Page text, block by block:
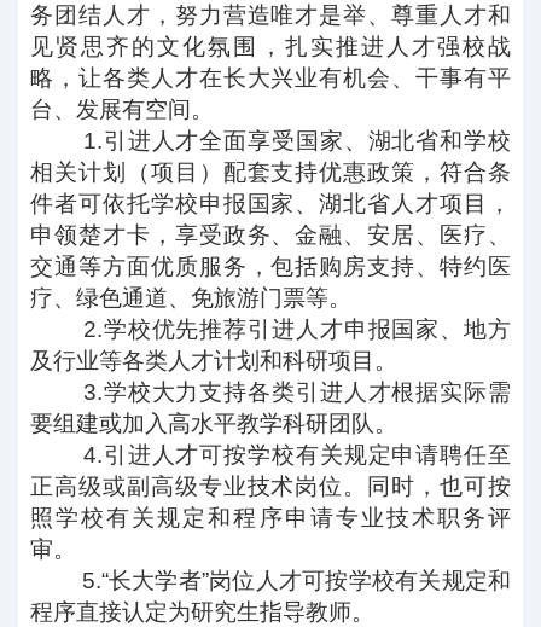
务团结人才，努力营造唯才是举、尊重人才和
见贤思齐的文化氛围，扎实推进人才强校战
略，让各类人才在长大兴业有机会、干事有平
台、发展有空间。
1.引进人才全面享受国家、湖北省和学校
相关计划（项目）配套支持优惠政策，符合条
件者可依托学校申报国家、湖北省人才项目，
申领楚才卡，享受政务、金融、安居、医疗、
交通等方面优质服务，包括购房支持、特约医
疗、绿色通道、免旅游门票等。
2.学校优先推荐引进人才申报国家、地方
及行业等各类人才计划和科研项目。
3.学校大力支持各类引进人才根据实际需
要组建或加入高水平教学科研团队。
4.引进人才可按学校有关规定申请聘任至
正高级或副高级专业技术岗位。同时，也可按
照学校有关规定和程序申请专业技术职务评
审。
5.“长大学者”岗位人才可按学校有关规定和
程序直接认定为研究生指导教师。